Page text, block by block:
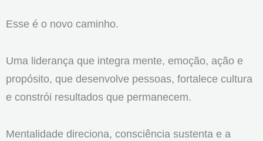
Esse é o novo caminho.
Uma liderança que integra mente, emoção, ação e
propósito, que desenvolve pessoas, fortalece cultura
e constrói resultados que permanecem.
Mentalidade direciona, consciência sustenta e a